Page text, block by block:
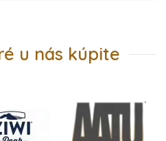
u nás kúpite